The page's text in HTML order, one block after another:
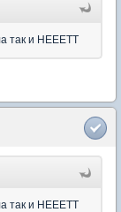
так и НЕЕЕТТ
так и НЕЕЕТТ